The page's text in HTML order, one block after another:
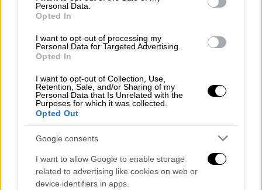
Personal Data.
Opted In
I want to opt-out of processing my
Personal Data for Targeted Advertising.
Opted In
I want to opt-out of Collection, Use,
Retention, Sale, and/or Sharing of my
Personal Data that Is Unrelated with the
Purposes for which it was collected.
Opted Out
Google consents
I want to allow Google to enable storage
related to advertising like cookies on web or
device identifiers in apps.
Οι αστυνομικοί που διερεύνησαν την
υπόθεση σεσυνεννόησημε τις γερμανικές
αρχές έκαναν έρευνα και στο ιατρείο του
72χρονου συνεργού του που είναι γενικός
ιατρός, αλλά παρουσιαζόταν στα θύματα ως
γενετιστής. Εκεί έλεγαν στους
ανυποψίαστους ασθενείς ότι θα υποβληθούν